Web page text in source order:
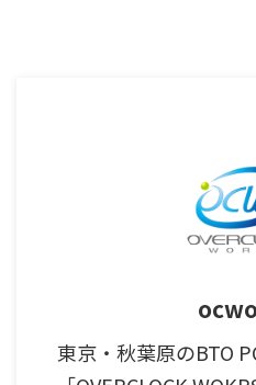
東京・秋葉原のBTO